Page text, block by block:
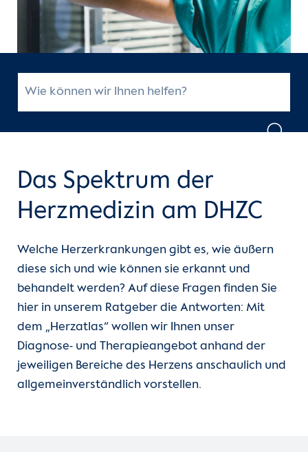
Unsere Kliniken
Einheiten
Für Patient:innen
Für Zuweiser:innen
Karriere
Herzatlas(current)
Forschung
Über uns
Kontakt
Internationale Patienten
Das Spektrum der
Herzmedizin am DHZC
Welche Herzerkrankungen gibt es, wie äußern
diese sich und wie können sie erkannt und
behandelt werden? Auf diese Fragen finden Sie
hier in unserem Ratgeber die Antworten: Mit
dem „Herzatlas“ wollen wir Ihnen unser
Diagnose- und Therapieangebot anhand der
jeweiligen Bereiche des Herzens anschaulich und
allgemeinverständlich vorstellen.